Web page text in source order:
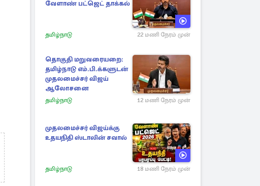
வேளாண் பட்ஜெட் தாக்கல்
தமிழ்நாடு 22 மணி நேரம் முன்
தொகுதி மறுவரையறை:
தமிழ்நாடு எம்.பி.க்களுடன்
முதலமைச்சர் விஜய்
ஆலோசனை
தமிழ்நாடு 12 மணி நேரம் முன்
முதலமைச்சர் விஜய்க்கு
உதயநிதி ஸ்டாலின் சவால்
தமிழ்நாடு 18 மணி நேரம் முன்